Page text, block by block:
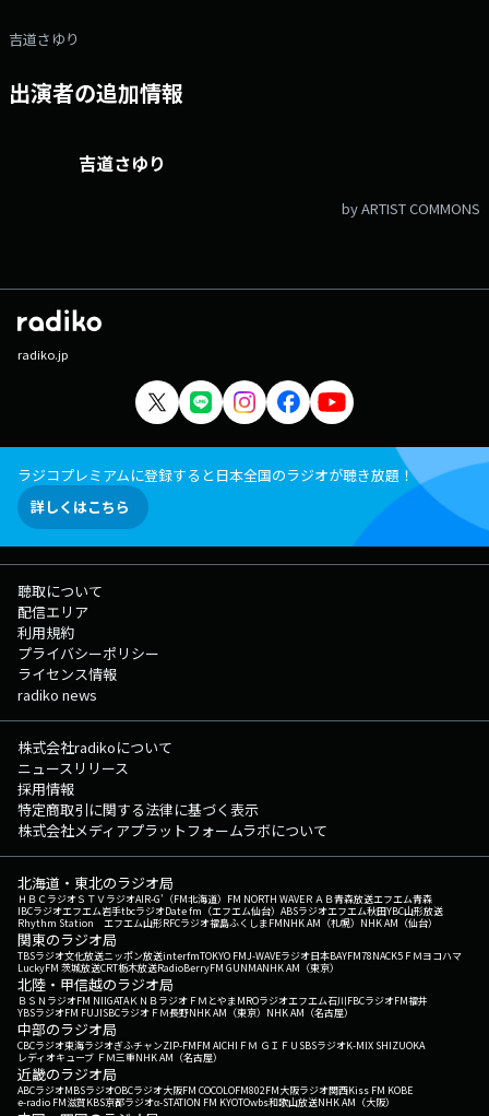
吉道さゆり
出演者の追加情報
吉道さゆり
by ARTIST COMMONS
radiko.jp
ラジコプレミアムに登録すると日本全国のラジオが聴き放題！
詳しくはこちら
聴取について
配信エリア
利用規約
プライバシーポリシー
ライセンス情報
radiko news
株式会社radikoについて
ニュースリリース
採用情報
特定商取引に関する法律に基づく表示
株式会社メディアプラットフォームラボについて
北海道・東北のラジオ局
ＨＢＣラジオＳＴＶラジオAIR-G'（FM北海道） FM NORTH WAVEＲＡＢ青森放送エフエム青森
IBCラジオエフエム岩手tbcラジオDate fm（エフエム仙台） ABSラジオエフエム秋田YBC山形放送
Rhythm Station エフエム山形RFCラジオ福島ふくしまFMNHK AM（札幌） NHK AM（仙台）
関東のラジオ局
TBSラジオ文化放送ニッポン放送interfmTOKYO FMJ-WAVEラジオ日本BAYFM78NACK5 ＦＭヨコハマ
LuckyFM 茨城放送CRT栃木放送RadioBerryFM GUNMANHK AM（東京）
北陸・甲信越のラジオ局
ＢＳＮラジオFM NIIGATAＫＮＢラジオ ＦＭとやまMROラジオエフエム石川FBCラジオFM福井
YBSラジオFM FUJISBCラジオ ＦＭ長野NHK AM（東京） NHK AM（名古屋）
中部のラジオ局
CBCラジオ東海ラジオぎふチャンZIP-FMFM AICHI ＦＭ ＧＩＦＵ SBSラジオK-MIX SHIZUOKA
レディオキューブ ＦＭ三重NHK AM（名古屋）
近畿のラジオ局
ABCラジオMBSラジオOBCラジオ大阪FM COCOLOFM802FM大阪ラジオ関西Kiss FM KOBE
e-radio FM滋賀KBS京都ラジオα-STATION FM KYOTOwbs和歌山放送NHK AM（大阪）